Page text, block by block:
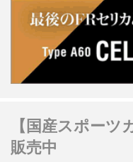
【国産スポーツ
販売中